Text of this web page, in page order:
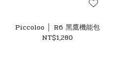
Piccoloo │ R6 黑鷹機能包
NT$1,280